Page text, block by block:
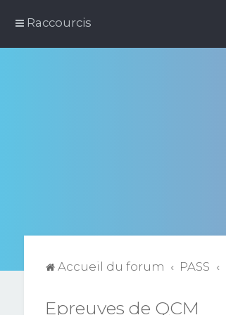
Raccourcis
Accueil du forum PASS
Epreuves de QCM